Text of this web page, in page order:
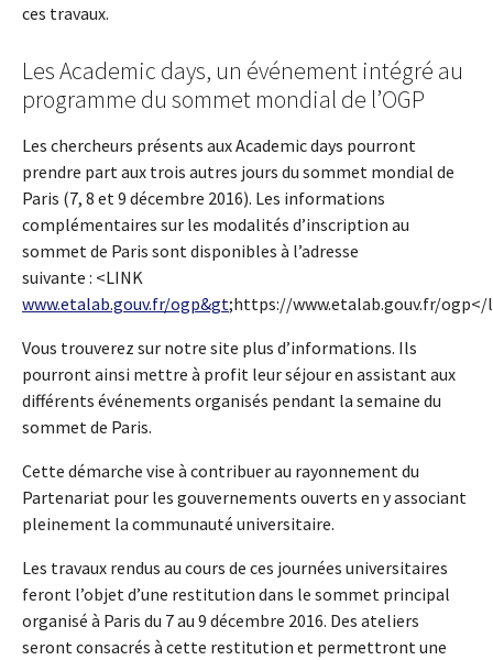
ces travaux.
Les Academic days, un événement intégré au
programme du sommet mondial de l’OGP
Les chercheurs présents aux Academic days pourront
prendre part aux trois autres jours du sommet mondial de
Paris (7, 8 et 9 décembre 2016). Les informations
complémentaires sur les modalités d’inscription au
sommet de Paris sont disponibles à l’adresse
suivante : <LINK
www.etalab.gouv.fr/ogp&gt;https://www.etalab.gouv.fr/
Vous trouverez sur notre site plus d’informations. Ils
pourront ainsi mettre à profit leur séjour en assistant aux
différents événements organisés pendant la semaine du
sommet de Paris.
Cette démarche vise à contribuer au rayonnement du
Partenariat pour les gouvernements ouverts en y associant
pleinement la communauté universitaire.
Les travaux rendus au cours de ces journées universitaires
feront l’objet d’une restitution dans le sommet principal
organisé à Paris du 7 au 9 décembre 2016. Des ateliers
seront consacrés à cette restitution et permettront une